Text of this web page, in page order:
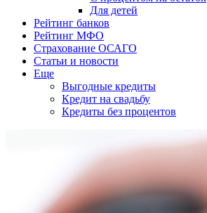
Для детей
Рейтинг банков
Рейтинг МФО
Страхование ОСАГО
Статьи и новости
Еще
Выгодные кредиты
Кредит на свадьбу
Кредиты без процентов